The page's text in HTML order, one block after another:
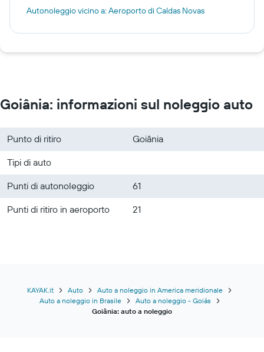
Autonoleggio vicino a: Aeroporto di Caldas Novas
Goiânia: informazioni sul noleggio auto
Punto di ritiro
Goiânia
Tipi di auto
Punti di autonoleggio
61
Punti di ritiro in aeroporto
21
KAYAK.it Auto
Auto a noleggio in America meridionale
Auto a noleggio in Brasile
Auto a noleggio - Goiás
Goiânia: auto a noleggio